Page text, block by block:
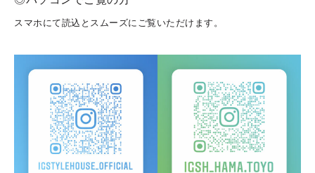
スマホにて読込と スムーズにご覧いただけます。